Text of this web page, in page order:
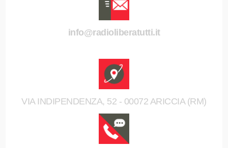
info@radioliberatutti.it
VIA INDIPENDENZA, 52 - 00072 ARICCIA (RM)